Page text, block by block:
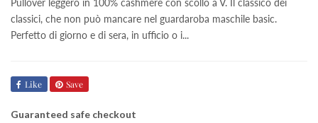
classici, che non può mancare nel guardaroba maschile basic.
Perfetto di giorno e di sera, in ufficio o i...
Like Save
Guaranteed safe checkout